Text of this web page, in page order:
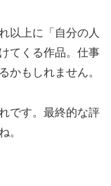
以上に「自分の人
てくる作品。仕事
かもしれません。
です。最終的な評
。